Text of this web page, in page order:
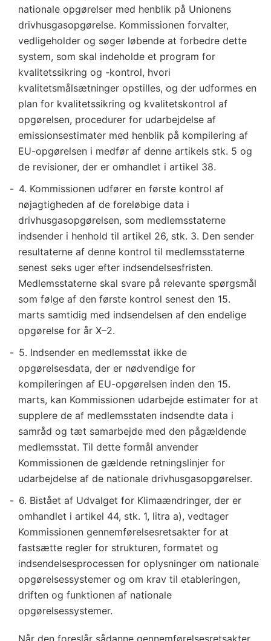
nationale opgørelser med henblik på Unionens
drivhusgasopgørelse. Kommissionen forvalter,
vedligeholder og søger løbende at forbedre dette
system, som skal indeholde et program for
kvalitetssikring og -kontrol, hvori
kvalitetsmålsætninger opstilles, og der udformes en
plan for kvalitetssikring og kvalitetskontrol af
opgørelsen, procedurer for udarbejdelse af
emissionsestimater med henblik på kompilering af
EU-opgørelsen i medfør af denne artikels stk. 5 og
de revisioner, der er omhandlet i artikel 38.
4. Kommissionen udfører en første kontrol af
nøjagtigheden af de foreløbige data i
drivhusgasopgørelsen, som medlemsstaterne
indsender i henhold til artikel 26, stk. 3. Den sender
resultaterne af denne kontrol til medlemsstaterne
senest seks uger efter indsendelsesfristen.
Medlemsstaterne skal svare på relevante spørgsmål
som følge af den første kontrol senest den 15.
marts samtidig med indsendelsen af den endelige
opgørelse for år X–2.
5. Indsender en medlemsstat ikke de
opgørelsesdata, der er nødvendige for
kompileringen af EU-opgørelsen inden den 15.
marts, kan Kommissionen udarbejde estimater for at
supplere de af medlemsstaten indsendte data i
samråd og tæt samarbejde med den pågældende
medlemsstat. Til dette formål anvender
Kommissionen de gældende retningslinjer for
udarbejdelse af de nationale drivhusgasopgørelser.
6. Bistået af Udvalget for Klimaændringer, der er
omhandlet i artikel 44, stk. 1, litra a), vedtager
Kommissionen gennemførelsesretsakter for at
fastsætte regler for strukturen, formatet og
indsendelsesprocessen for oplysninger om nationale
opgørelsessystemer og om krav til etableringen,
driften og funktionen af nationale
opgørelsessystemer.
Når den foreslår sådanne gennemførelsesretsakter,